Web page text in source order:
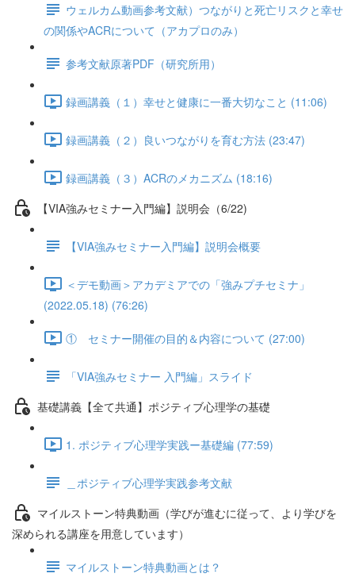
ウェルカム動画参考文献）つながりと死亡リスクと幸せ
の関係やACRについて（アカプロのみ）
参考文献原著PDF（研究所用）
録画講義（１）幸せと健康に一番大切なこと (11:06)
録画講義（２）良いつながりを育む方法 (23:47)
録画講義（３）ACRのメカニズム (18:16)
【VIA強みセミナー入門編】説明会（6/22)
【VIA強みセミナー入門編】説明会概要
＜デモ動画＞アカデミアでの「強みプチセミナ」
(2022.05.18) (76:26)
① セミナー開催の目的＆内容について (27:00)
「VIA強みセミナー 入門編」スライド
基礎講義【全て共通】ポジティブ心理学の基礎
1. ポジティブ心理学実践ー基礎編 (77:59)
＿ポジティブ心理学実践参考文献
マイルストーン特典動画（学びが進むに従って、より学びを
深められる講座を用意しています）
マイルストーン特典動画とは？